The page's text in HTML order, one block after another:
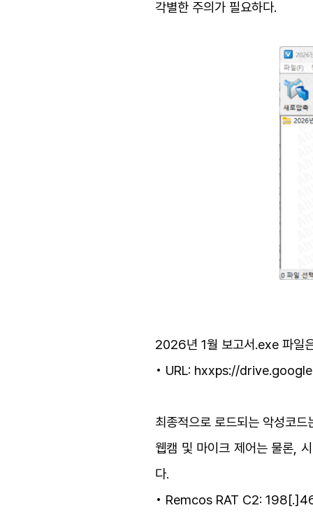
각별한 주의가 필요하다.
2026년 1월 보고서.exe 파일
• URL: hxxps://
최종적으로 로드되는 악성코
웹캠 및 마이크 제어는 물론,
다.
• Remcos RAT C2: